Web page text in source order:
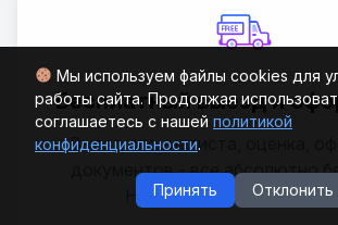
Мы используем файлы cookies для
работы сайта. Продолжая
соглашаетесь с нашей политикой
конфиденциальности.
Принять Отклонить
Бесплатный выезд и
Выезд специалиста, оценка,
документов - все абсолютно
Никаких скрытых